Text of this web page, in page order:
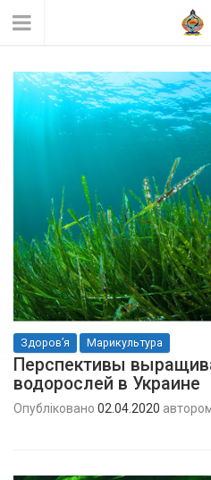
Здоров’я Марикультура
Перспективы
водорослей в Украине
Опубліковано 02.04.2020